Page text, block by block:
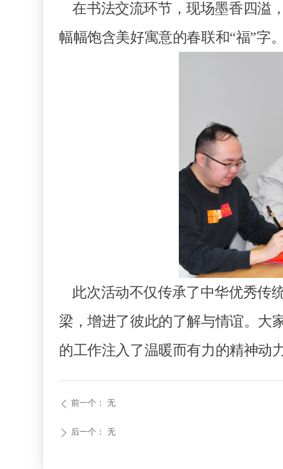
在书法交流环节，现场墨香四溢
幅幅饱含美好寓意的春联和“福”字
此次活动不仅传承了中华优秀传
梁，增进了彼此的了解与情谊。大
的工作注入了温暖而有力的精神动力
ꄴ 前一个： 无
ꄲ 后一个： 无